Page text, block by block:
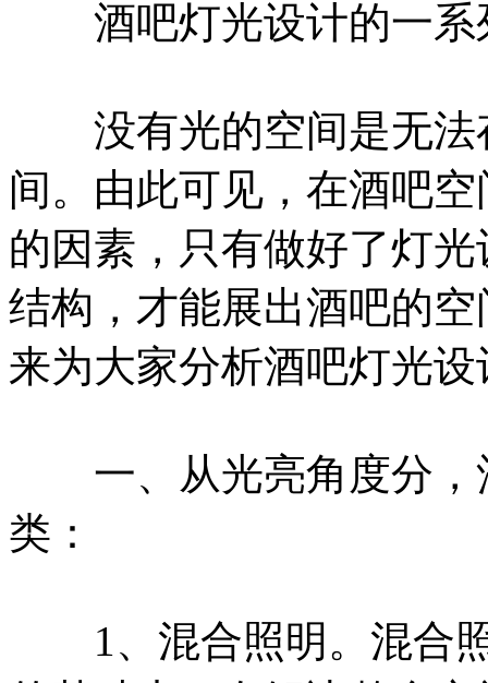
酒吧灯光设计的一系
没有光的空间是无法
间。由此可见，在酒吧
的因素，只有做好了灯
结构，才能展出酒吧的
来为大家分析酒吧灯光
一、从光亮角度分，
类：
1、混合照明。混合照